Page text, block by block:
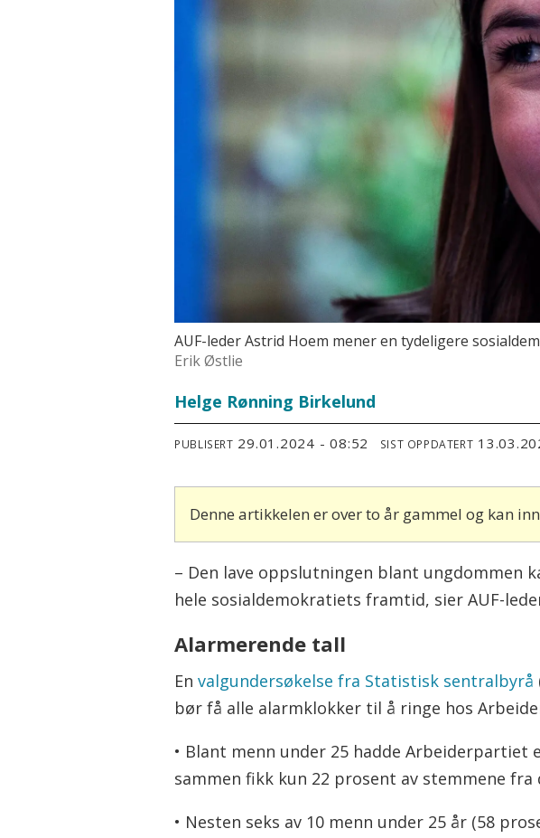
AUF-leder Astrid Hoem mener en tydeligere
Erik Østlie
Helge Rønning Birkelund
PUBLISERT 29.01.2024 - 08:52 SIST OPPDATERT
Denne artikkelen er over to år gammel og kan
– Den lave oppslutningen blant ungdommen
hele sosialdemokratiets framtid, sier AUF-
Alarmerende tall
Envalgundersøkelse fra Statistisk sentralbyrå
bør få alle alarmklokker til å ringe hos
• Blant menn under 25 hadde
sammen fikk kun 22 prosent av stemmene fra
• Nesten seks av 10 menn under 25 år (58